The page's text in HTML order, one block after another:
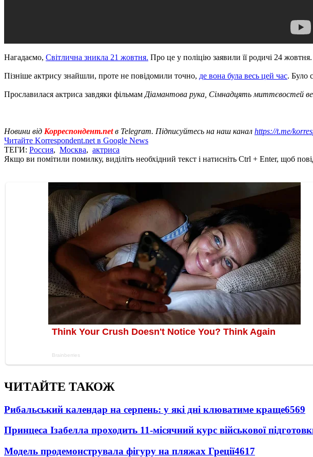
Нагадаємо, Світлична зникла 21 жовтня. Про це у поліцію заявили її родичі 24
Пізніше актрису знайшли, проте не повідомили точно, де вона була весь цей час. Було
Прославилася актриса завдяки фільмам Діамантова рука, Сімнадцять миттєвостей
Новини від Корреспондент.netв Telegram. Підписуйтесь на наш канал https://t.me/
Читайте Korrespondent.net в Google News
ТЕГИ: Россия, Москва, актриса
Якщо ви помітили помилку, виділіть необхідний текст і натисніть Ctrl + Enter, щоб
ЧИТАЙТЕ ТАКОЖ
Рибальський календар на серпень: у які дні клюватиме краще6569
Принцеса Ізабелла проходить 11-місячний курс військової
Модель продемонструвала фігуру на пляжах Греції4617